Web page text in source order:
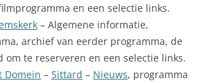
en een selectie links.
– Algemene informatie,
archief van eerder programma, de
om te reserveren en een selectie links.
Domein – Sittard – Nieuws, programma